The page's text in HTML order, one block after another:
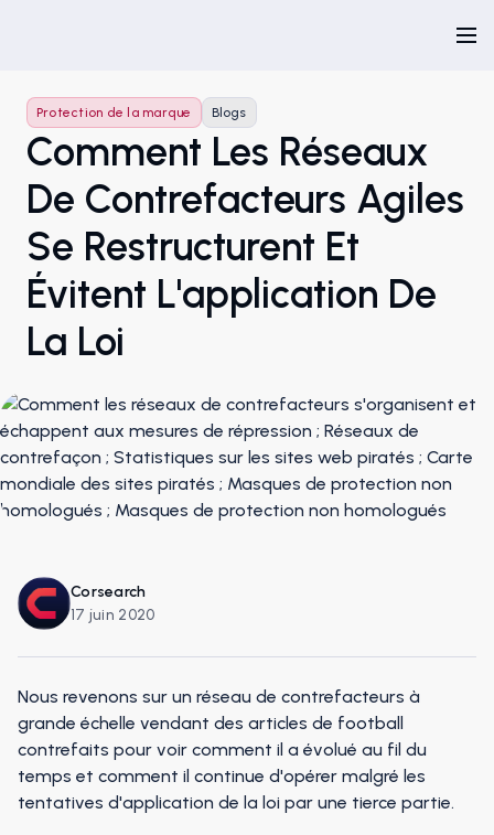
Protection de la marque Blogs
Comment Les Réseaux
De Contrefacteurs Agiles
Se Restructurent Et
Évitent L'application De
La Loi
Corsearch
17 juin 2020
Nous revenons sur un réseau de contrefacteurs à
grande échelle vendant des articles de football
contrefaits pour voir comment il a évolué au fil du
temps et comment il continue d'opérer malgré les
tentatives d'application de la loi par une tierce partie.